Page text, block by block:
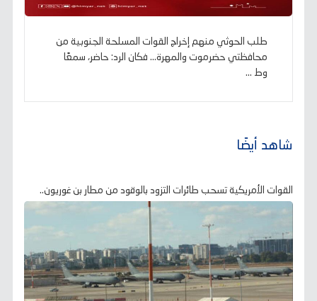
طلب الحوثي منهم إخراج القوات المسلحة الجنوبية من
محافظتي حضرموت والمهرة... فكان الرد: حاضر، سمعًا
وط ...
شاهد أيضًا
القوات الأمريكية تسحب طائرات التزود بالوقود من مطار بن غوريون..